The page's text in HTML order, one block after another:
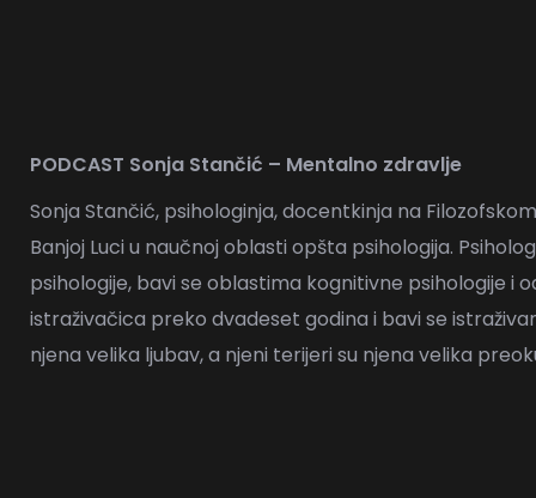
PODCAST Sonja Stančić – Mentalno zdravlje
Sonja Stančić, psihologinja, docentkinja na
Banjoj Luci u naučnoj oblasti opšta psihologija.
psihologije, bavi se oblastima kognitivne psihologije i
istraživačica preko dvadeset godina i bavi se
njena velika ljubav, a njeni terijeri su njena velika